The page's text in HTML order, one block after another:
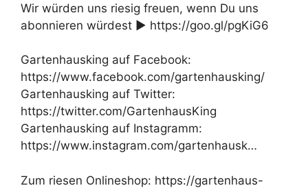
Wir würden uns riesig freuen, wenn Du uns
abonnieren würdest ► https://goo.gl/pgKiG6
Gartenhausking auf Facebook:
https://www.facebook.com/gartenhausking/
Gartenhausking auf Twitter:
https://twitter.com/GartenhausKing
Gartenhausking auf Instagramm:
https://www.instagram.com/gartenhausk…
Zum riesen Onlineshop: https://gartenhaus-